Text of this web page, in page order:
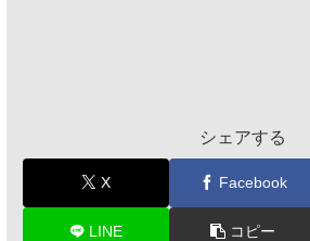
シェアする
X Facebook
LINE コピー